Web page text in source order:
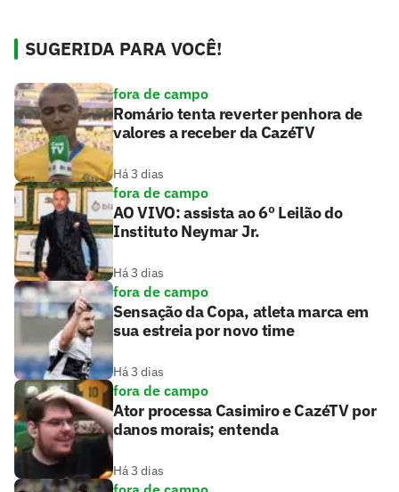
SUGERIDA PARA VOCÊ!
fora de campo
Romário tenta reverter penhora de
valores a receber da CazéTV
Há 3 dias
fora de campo
AO VIVO: assista ao 6º Leilão do
Instituto Neymar Jr.
Há 3 dias
fora de campo
Sensação da Copa, atleta marca em
sua estreia por novo time
Há 3 dias
fora de campo
Ator processa Casimiro e CazéTV por
danos morais; entenda
Há 3 dias